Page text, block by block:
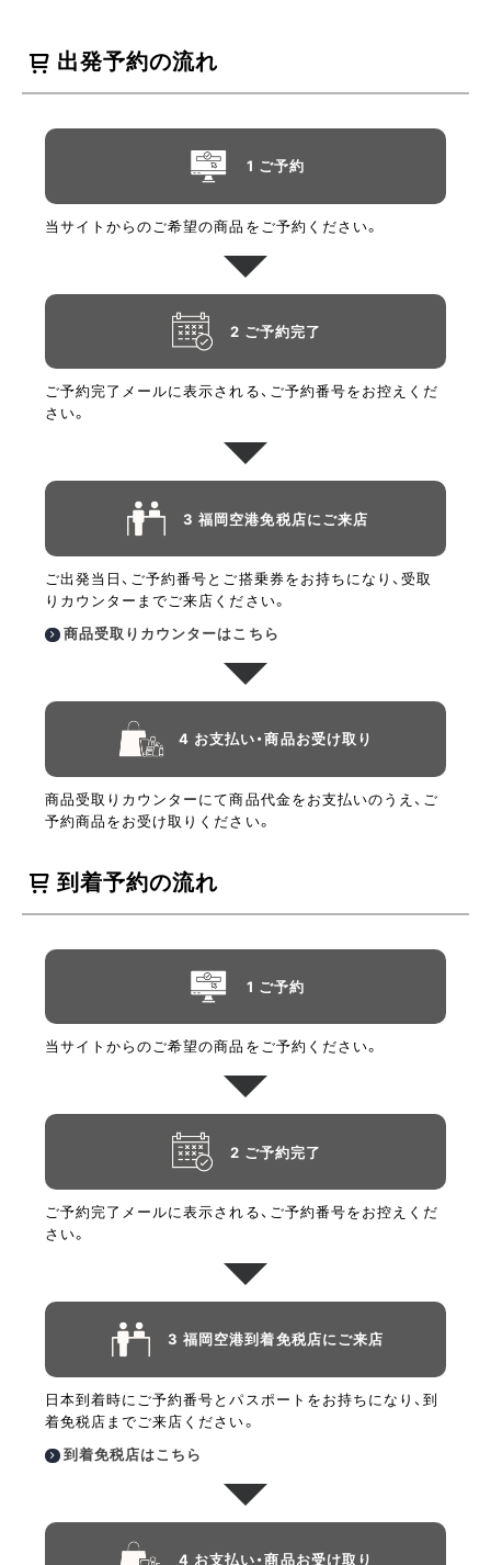
きにおすすめです。マイルドな使用感で、洗顔料として毎日（1日1回
まで）使用できます。
出発予約の流れ
1 ご予約
当サイトからのご希望の商品をご予約ください。
2 ご予約完了
ご予約完了メールに表示される、ご予約番号をお控えくだ
さい。
3 福岡空港免税店にご来店
ご出発当日、ご予約番号とご搭乗券をお持ちになり、受取
りカウンターまでご来店ください。
商品受取りカウンターはこちら
4 お支払い・商品お受け取り
商品受取りカウンターにて商品代金をお支払いのうえ、ご
予約商品をお受け取りください。
到着予約の流れ
1 ご予約
当サイトからのご希望の商品をご予約ください。
2 ご予約完了
ご予約完了メールに表示される、ご予約番号をお控えくだ
さい。
3 福岡空港到着免税店にご来店
日本到着時にご予約番号とパスポートをお持ちになり、到
着免税店までご来店ください。
到着免税店はこちら
4 お支払い・商品お受け取り